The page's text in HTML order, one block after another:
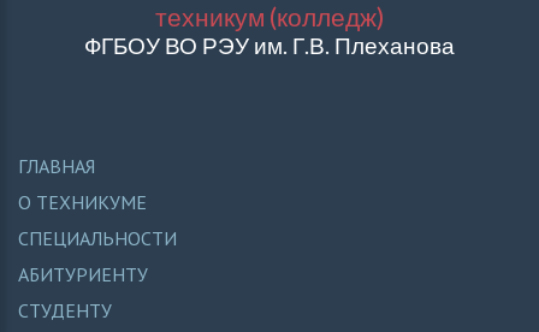
техникум (колледж)
ФГБОУ ВО РЭУ им. Г.В. Плеханова
ГЛАВНАЯ
О ТЕХНИКУМЕ
СПЕЦИАЛЬНОСТИ
АБИТУРИЕНТУ
СТУДЕНТУ